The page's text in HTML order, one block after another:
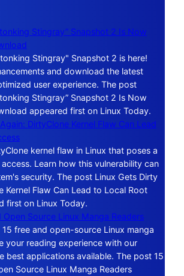
Stingray” Snapshot 2 Is Now
Stingray" Snapshot 2 is here!
and download the latest
user experience. The post
Stingray” Snapshot 2 Is Now
appeared first on Linux Today.
DirtyClone Kernel Flaw Can Lead
kernel flaw in Linux that poses a
Learn how this vulnerability can
security. The post Linux Gets Dirty
Kernel Flaw Can Lead to Local Root
first on Linux Today.
Open Source Linux Manga Readers
free and open-source Linux manga
your reading experience with our
best applications available. The post 15
Source Linux Manga Readers